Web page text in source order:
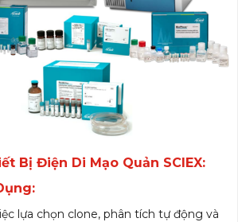
Bị Điện Di Mạo Quản SCIEX:
lựa chọn clone, phân tích tự động và